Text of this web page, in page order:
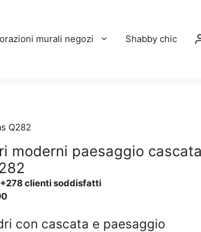
murali negozi Shabby chic
Q282
moderni paesaggio
+278 clienti soddisfatti
Fascia
prezzo:
con cascata e paesaggio